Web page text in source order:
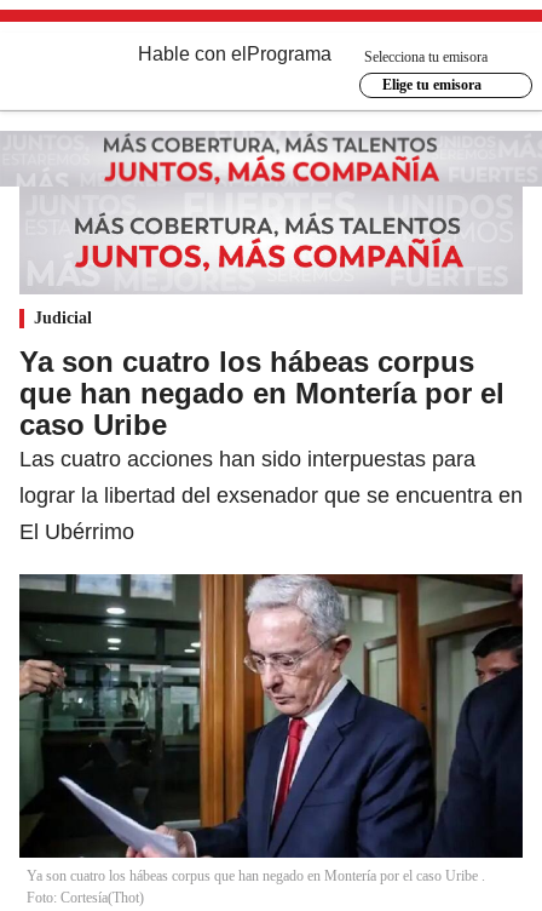
Hable con el Programa
Selecciona tu emisora
Elige tu emisora
Judicial
Ya son cuatro los hábeas corpus
que han negado en Montería por el
caso Uribe
Las cuatro acciones han sido interpuestas para
lograr la libertad del exsenador que se encuentra en
El Ubérrimo
Ya son cuatro los hábeas corpus que han negado en Montería por el caso Uribe .
Foto: Cortesía(Thot)